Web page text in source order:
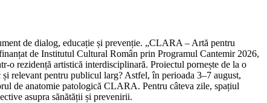
de dialog, educație și prevenție. „CLARA – Artă pentru
de Institutul Cultural Român prin Programul Cantemir 2026,
rezidență artistică interdisciplinară. Proiectul pornește de la o
relevant pentru publicul larg? Astfel, în perioada 3–7 august,
de anatomie patologică CLARA. Pentru câteva zile, spațiul
asupra sănătății și prevenirii.